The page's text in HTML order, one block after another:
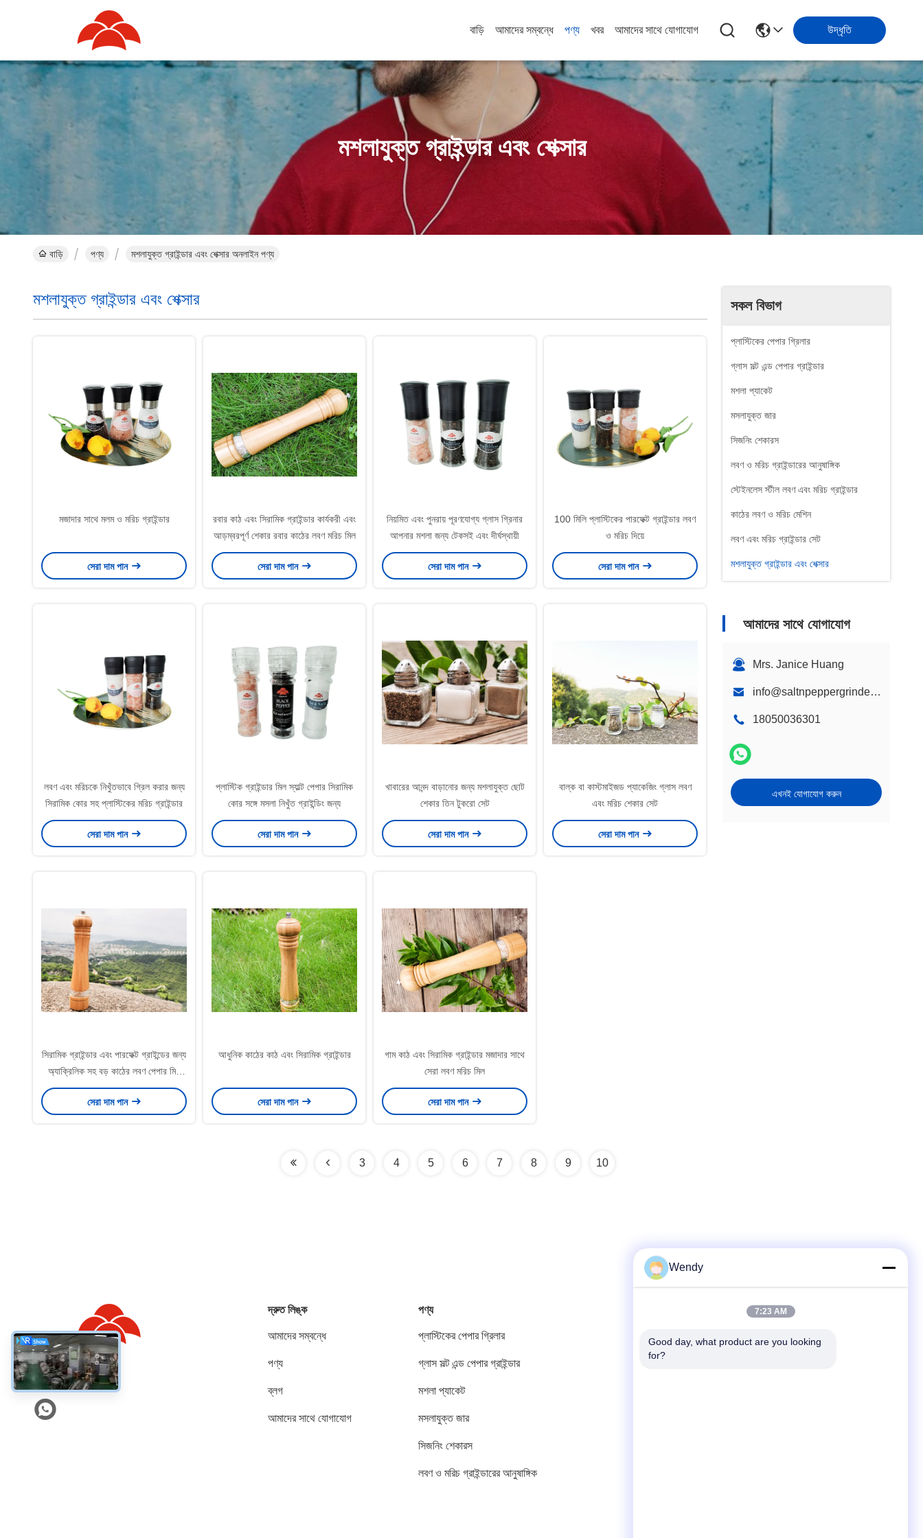
বাড়ি আমাদের সম্বন্ধে পণ্য খবর আমাদের সাথে যোগাযোগ উদ্ধৃতি
মশলাযুক্ত গ্রাইন্ডার এবং শেক্সার
বাড়ি পণ্য মশলাযুক্ত গ্রাইন্ডার এবং শেক্সার অনলাইন পণ্য
সকল বিভাগ
প্লাস্টিকের পেপার গ্রিলার
গ্লাস সল্ট এন্ড পেপার গ্রাইন্ডার
মশলা প্যাকেট
মসলাযুক্ত জার
সিজনিং শেকারস
লবণ ও মরিচ গ্রাইন্ডারের আনুষাঙ্গিক
স্টেইনলেস স্টীল লবণ এবং মরিচ গ্রাইন্ডার
কাঠের লবণ ও মরিচ মেশিন
লবণ এবং মরিচ গ্রাইন্ডার সেট
মশলাযুক্ত গ্রাইন্ডার এবং শেক্সার
আমাদের সাথে যোগাযোগ
Mrs. Janice Huang
info@saltnpeppergrinder.com
18050036301
এখনই যোগাযোগ করুন
মশলাযুক্ত গ্রাইন্ডার এবং শেক্সার
মজাদার সাথে মলম ও মরিচ গ্রাইন্ডার
সেরা দাম পান
রবার কাঠ এবং সিরামিক গ্রাইন্ডার কার্যকরী এবং
আড়ম্বরপূর্ণ শেকার রবার কাঠের লবণ মরিচ মিল
সেরা দাম পান
নিয়মিত এবং পুনরায় পূরণযোগ্য গ্লাস গ্রিনার
আপনার মশলা জন্য টেকসই এবং দীর্ঘস্থায়ী
সেরা দাম পান
100 মিলি প্লাস্টিকের পারফেক্ট গ্রাইন্ডার লবণ
ও মরিচ দিয়ে
সেরা দাম পান
লবণ এবং মরিচকে নিখুঁতভাবে গ্রিল করার জন্য
সিরামিক কোর সহ প্লাস্টিকের মরিচ গ্রাইন্ডার
সেরা দাম পান
প্লাস্টিক গ্রাইন্ডার মিল স্যাল্ট পেপার সিরামিক
কোর সঙ্গে মসলা নিখুঁত গ্রাইন্ডিং জন্য
সেরা দাম পান
খাবারের আনন্দ বাড়ানোর জন্য মশলাযুক্ত ছোট
শেকার তিন টুকরো সেট
সেরা দাম পান
বাল্ক বা কাস্টমাইজড প্যাকেজিং গ্লাস লবণ
এবং মরিচ শেকার সেট
সেরা দাম পান
সিরামিক গ্রাইন্ডার এবং পারফেক্ট গ্রাইন্ডের জন্য
অ্যাক্রিলিক সহ বড় কাঠের লবণ পেপার মিল
223g / পিসি
সেরা দাম পান
আধুনিক কাঠের কাঠ এবং সিরামিক গ্রাইন্ডার
সেরা দাম পান
গাম কাঠ এবং সিরামিক গ্রাইন্ডার মজাদার সাথে
সেরা লবণ মরিচ মিল
সেরা দাম পান
3 4 5 6 7 8 9 10
সোশ্যাল মিডিয়া
দ্রুত লিঙ্ক
আমাদের সম্বন্ধে
পণ্য
ব্লগ
আমাদের সাথে যোগাযোগ
পণ্য
প্লাস্টিকের পেপার গ্রিলার
গ্লাস সল্ট এন্ড পেপার গ্রাইন্ডার
মশলা প্যাকেট
মসলাযুক্ত জার
সিজনিং শেকারস
লবণ ও মরিচ গ্রাইন্ডারের আনুষাঙ্গিক
টেলিফোন
Wendy
7:23 AM
Good day, what product are you looking
for?